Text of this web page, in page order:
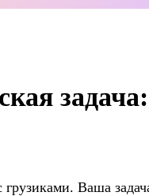
грузиками. Ваша